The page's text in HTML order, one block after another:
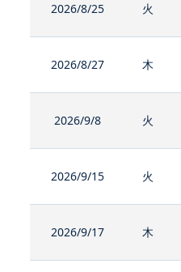
2026/8/25 火
2026/8/27 木
2026/9/8 火
2026/9/15 火
2026/9/17 木